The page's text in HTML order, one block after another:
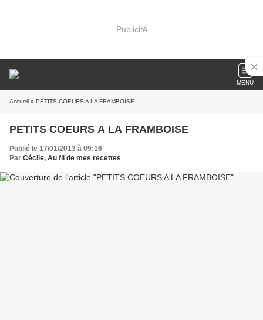
Publicité
MENU
Accueil » PETITS COEURS A LA FRAMBOISE
PETITS COEURS A LA FRAMBOISE
Publié le 17/01/2013 à 09:16
Par Cécile, Au fil de mes recettes